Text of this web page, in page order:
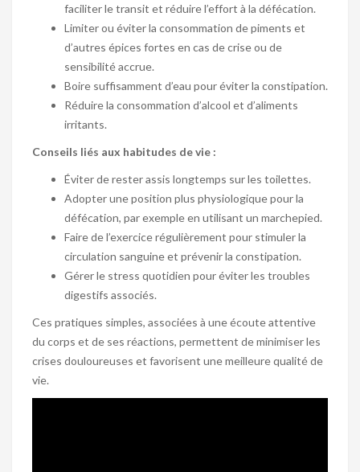
faciliter le transit et réduire l’effort à la défécation.
Limiter ou éviter la consommation de piments et
d’autres épices fortes en cas de crise ou de
sensibilité accrue.
Boire suffisamment d’eau pour éviter la constipation.
Réduire la consommation d’alcool et d’aliments
irritants.
Conseils liés aux habitudes de vie :
Éviter de rester assis longtemps sur les toilettes.
Adopter une position plus physiologique pour la
défécation, par exemple en utilisant un marchepied.
Faire de l’exercice régulièrement pour stimuler la
circulation sanguine et prévenir la constipation.
Gérer le stress quotidien pour éviter les troubles
digestifs associés.
Ces pratiques simples, associées à une écoute attentive
du corps et de ses réactions, permettent de minimiser les
crises douloureuses et favorisent une meilleure qualité de
vie.